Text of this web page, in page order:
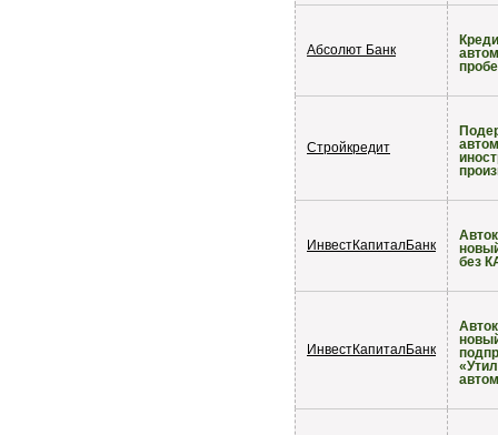
Абсолют Банк
Стройкредит
ИнвестКапиталБанк
без
ИнвестКапиталБанк